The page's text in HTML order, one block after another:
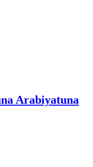
Arabiyatuna